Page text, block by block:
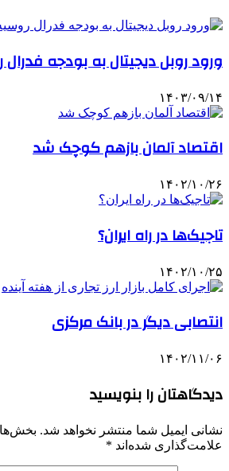
ورود روبل دیجیتال به بودجه
۱۴۰۳/۰۹/۱۴
اقتصاد آلمان بازهم کوچک شد
۱۴۰۲/۱۰/۲۶
تاجیک‌ها در راه ایران؟
۱۴۰۲/۱۰/۲۵
انتصابی دیگر در بانک مرکزی
۱۴۰۲/۱۱/۰۶
دیدگاهتان را بنویسید
نشانی ایمیل شما منتشر نخواهد شد.
علامت‌گذاری شده‌اند *